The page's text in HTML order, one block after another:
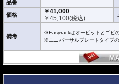
す。
固定タイプ Alu rack / アルラック
位置決めガイドがボルトで固定されたタ
リアとなります。
ケースを取り付けたまま使用することが
リーズナブルな価格も魅力。
その他、付属の取付用フレームなどは共
高耐久パウダー塗装仕上げ。
※写真のEasylackは位置決めガイドを
品番
価格
￥41,000
￥45,100(税込)
備考
※Easyrackはオービットとゴビ
※ユニバーサルプレートタイプ